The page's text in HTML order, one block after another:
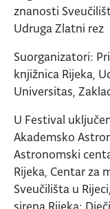
znanosti
Udruga Zlatni rez
Suorganizatori:
knjižnica Rijeka,
Universitas,
U Festival
Akademsko
Astronomski
Rijeka, Centar za
Sveučilišta u